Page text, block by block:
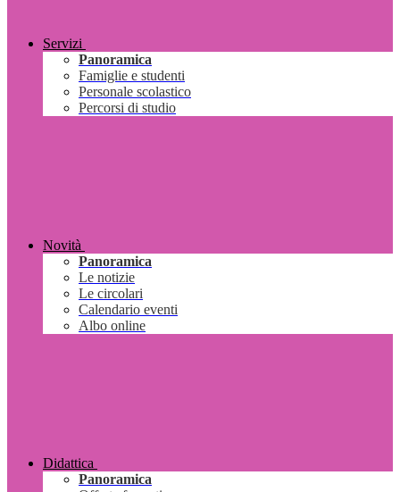
Servizi
Panoramica
Famiglie e studenti
Personale scolastico
Percorsi di studio
Novità
Panoramica
Le notizie
Le circolari
Calendario eventi
Albo online
Didattica
Panoramica